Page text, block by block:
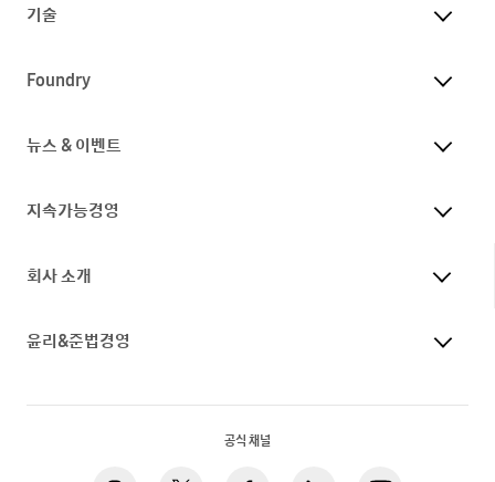
기술
Foundry
뉴스 & 이벤트
지속가능경영
회사 소개
윤리&준법경영
공식 채널